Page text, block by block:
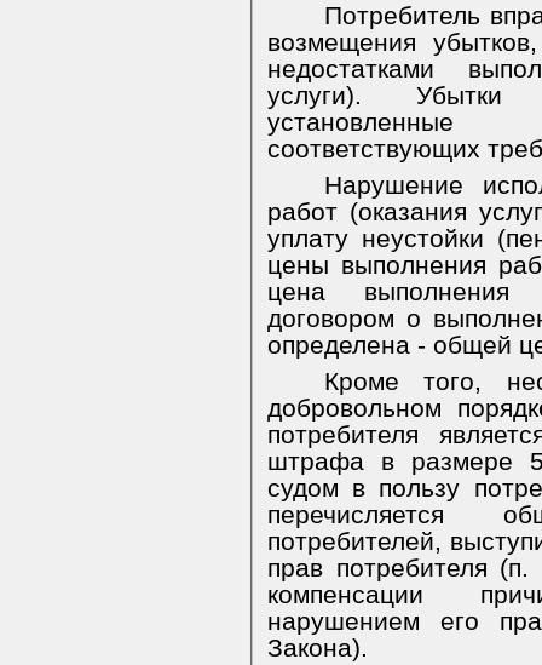
Потребитель
возмещения
недостатками
услуги).
соответствующих
Нарушение
работ (оказания
уплату неустойки
цены выполнения
цена выполнения
договором о
определена - общей
Кроме того,
добровольном
потребителя
штрафа в размере
судом в пользу
перечисляется
потребителей,
прав потребителя
компенсации
нарушением его
Закона).